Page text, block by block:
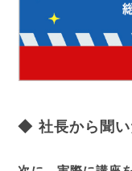
◆ 社長から聞い